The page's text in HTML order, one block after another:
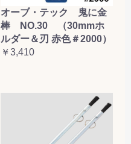
オーブ・テック 鬼に金
棒 NO.30 （30mmホ
ルダー＆刃 赤色＃2000）
￥3,410